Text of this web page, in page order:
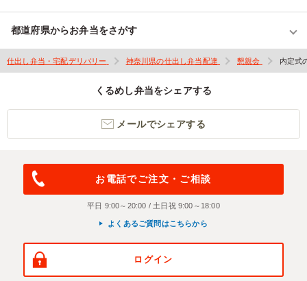
都道府県からお弁当をさがす
仕出し弁当・宅配デリバリー 神奈川県の仕出し弁当配達 懇親会 内定式
くるめし弁当をシェアする
メールでシェアする
お電話でご注文・ご相談
平日 9:00～20:00 / 土日祝 9:00～18:00
よくあるご質問はこちらから
ログイン